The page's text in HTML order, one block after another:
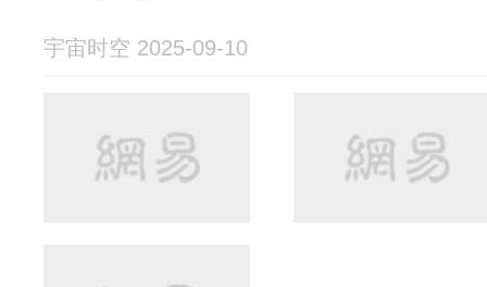
宇宙时空 2025-09-10